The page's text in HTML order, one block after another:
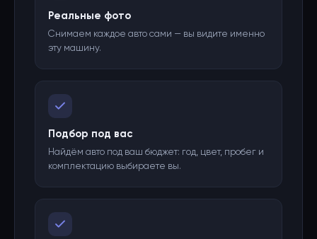
Реальные фото
Снимаем каждое авто сами — вы видите именно
эту машину.
Подбор под вас
Найдём авто под ваш бюджет: год, цвет, пробег и
комплектацию выбираете вы.